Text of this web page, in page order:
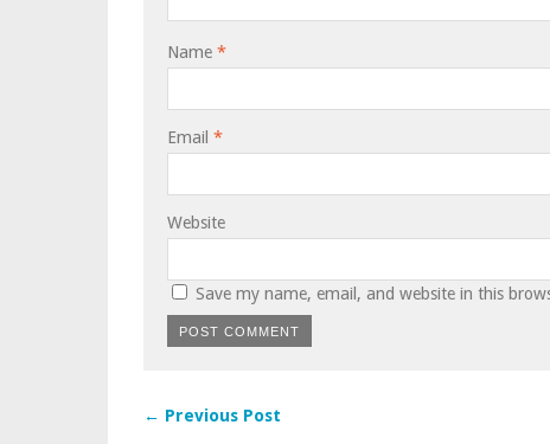
Name *
Email *
Website
Save my name, email, and website in this
← Previous Post